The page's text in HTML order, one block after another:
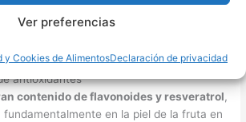
Ver preferencias
y Cookies de AlimentosDeclaración de privacidad
la estructura de los tejidos hasta las
por esto, las principales propiedades de
antioxidantes
contenido de flavonoides y resveratrol,
en la piel de la fruta en